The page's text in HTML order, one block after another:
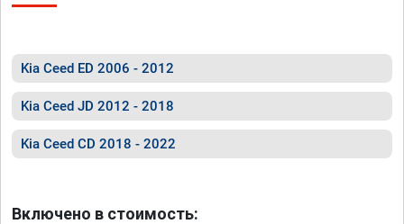
Kia Ceed ED 2006 - 2012
Kia Ceed JD 2012 - 2018
Kia Ceed CD 2018 - 2022
Включено в стоимость: